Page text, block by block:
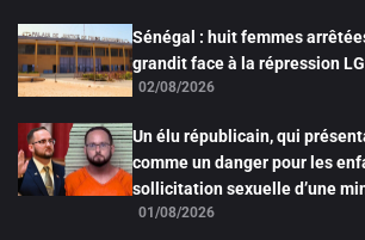
Sénégal : huit femmes
grandit face à la répression
02/08/2026
Un élu républicain, qui
comme un danger pour les
sollicitation sexuelle d’une
01/08/2026